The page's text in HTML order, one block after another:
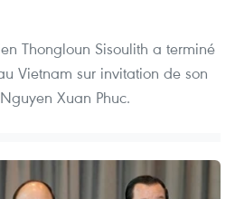
Thongloun Sisoulith a terminé
Vietnam sur invitation de son
Xuan Phuc.